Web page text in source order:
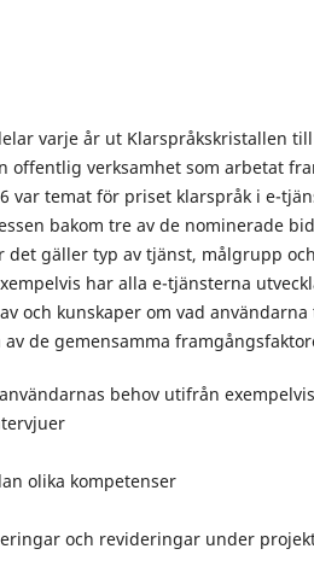
varje år ut Klarspråkskristallen
offentlig verksamhet som arbetat
var temat för priset klarspråk i e-
bakom tre av de nominerade
det gäller typ av tjänst, målgrupp
har alla e-tjänsterna
och kunskaper om vad användarna
de gemensamma
behov utifrån exempelvis
olika kompetenser
och revideringar under